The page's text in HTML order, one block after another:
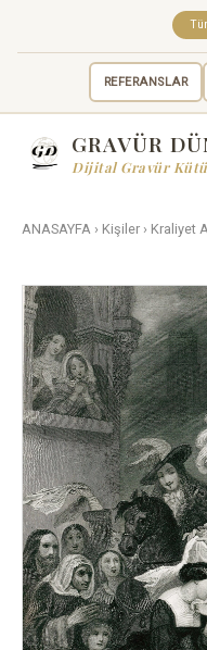
REFERANSLAR
GRAVÜR
Dijital Gravür
ANASAYFA › Kişiler › Kraliyet